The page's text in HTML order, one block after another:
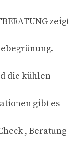
zeigt
die kühlen
gibt es
, Beratung